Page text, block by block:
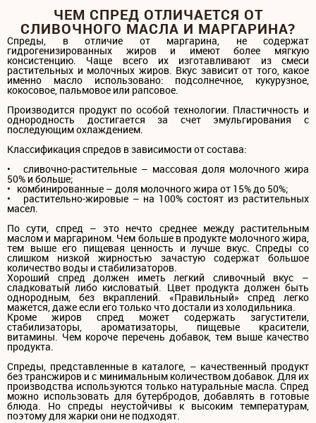
ЧЕМ СПРЕД ОТЛИЧАЕТСЯ ОТ
СЛИВОЧНОГО МАСЛА И МАРГАРИНА?
Спреды, в отличие от маргарина, не содержат
гидрогенизированных жиров и имеют более мягкую
консистенцию. Чаще всего их изготавливают из смеси
растительных и молочных жиров. Вкус зависит от того, какое
именно масло использовано: подсолнечное, кукурузное,
кокосовое, пальмовое или рапсовое.
Производится продукт по особой технологии. Пластичность и
однородность достигается за счет эмульгирования с
последующим охлаждением.
Классификация спредов в зависимости от состава:
• сливочно-растительные – массовая доля молочного жира
50% и больше;
• комбинированные – доля молочного жира от 15% до 50%;
• растительно-жировые – на 100% состоят из растительных
масел.
По сути, спред – это нечто среднее между растительным
маслом и маргарином. Чем больше в продукте молочного жира,
тем выше его пищевая ценность и лучше вкус. Спреды со
слишком низкой жирностью зачастую содержат большое
количество воды и стабилизаторов.
Хороший спред должен иметь легкий сливочный вкус –
сладковатый либо кисловатый. Цвет продукта должен быть
однородным, без вкраплений. «Правильный» спред легко
мажется, даже если его только что достали из холодильника.
Кроме жиров спред может содержать загустители,
стабилизаторы, ароматизаторы, пищевые красители,
витамины. Чем короче перечень добавок, тем выше качество
продукта.
Спреды, представленные в каталоге, – качественный продукт
без трансжиров и с минимальным количеством добавок. Для их
производства используются только натуральные масла. Спред
можно использовать для бутербродов, добавлять в готовые
блюда. Но спреды неустойчивы к высоким температурам,
поэтому для жарки они не подходят.